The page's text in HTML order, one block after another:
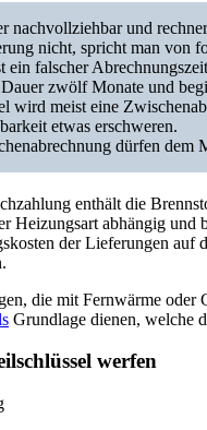
nachvollziehbar und
nicht, spricht man von
ein falscher
zwölf Monate und
wird meist eine
etwas erschweren.
dürfen dem
enthält die
Heizungsart abhängig
der Lieferungen auf
die mit Fernwärme oder
Grundlage dienen, welche
werfen